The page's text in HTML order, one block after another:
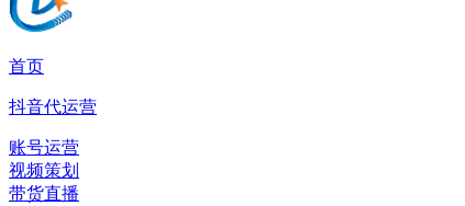
首页
抖音代运营
账号运营
视频策划
带货直播